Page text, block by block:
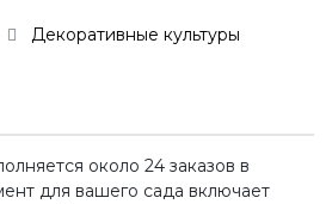
Декоративные культуры
около 24 заказов в
для вашего сада включает